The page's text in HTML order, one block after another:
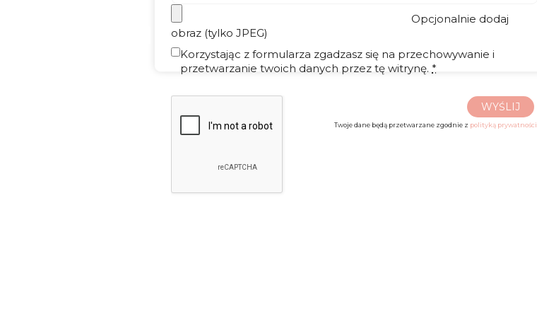
Opcjonalnie dodaj
obraz (tylko JPEG)
Korzystając z formularza zgadzasz się na przechowywanie i
przetwarzanie twoich danych przez tę witrynę. *
WYŚLIJ
Twoje dane będą przetwarzane zgodnie z polityką prywatności.